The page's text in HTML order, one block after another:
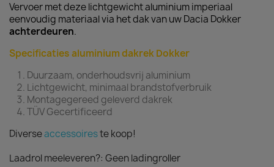
Vervoer met deze lichtgewicht aluminium imperiaal
eenvoudig materiaal via het dak van uw Dacia Dokker
achterdeuren.
Specificaties aluminium dakrek Dokker
Duurzaam, onderhoudsvrij aluminium
Lichtgewicht, minimaal brandstofverbruik
Montagegereed geleverd dakrek
TÜV Gecertificeerd
Diverseaccessoireste koop!
Laadrol meeleveren?: Geen ladingroller